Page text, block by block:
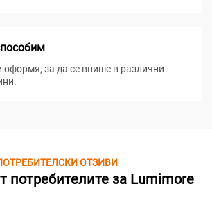
оформя, за да се впише в различни
ОТЗИВИ
потребителите за Lumimore